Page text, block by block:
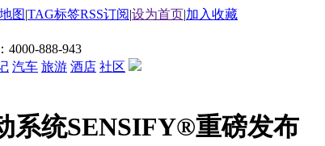
图|TAG标签RSS订阅|设为首页|加入收藏
4000-888-943
汽车 旅游 酒店 社区
系统SENSIFY®重磅发布